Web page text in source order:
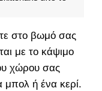
στο βωμό σας
με το κάψιμο
χώρου σας
μπολ ή ένα κερί.